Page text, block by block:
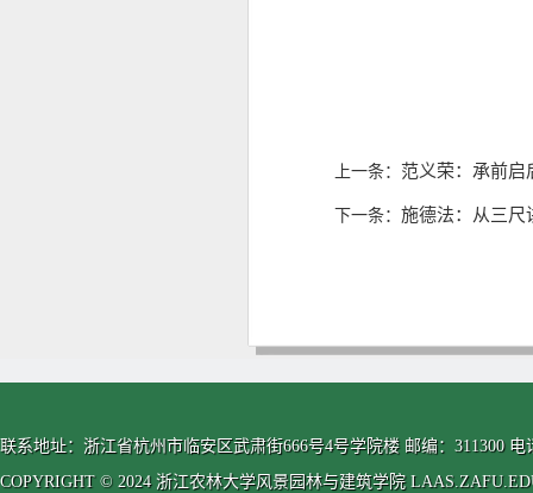
上一条： 范义荣：承前启
下一条： 施德法：从三尺
联系地址：浙江省杭州市临安区武肃街666号4号学院楼 邮编：311300 电
COPYRIGHT © 2024 浙江农林大学风景园林与建筑学院